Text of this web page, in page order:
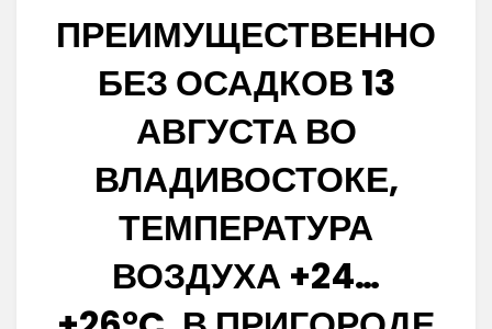
ПРЕИМУЩЕСТВЕННО
БЕЗ ОСАДКОВ 13
АВГУСТА ВО
ВЛАДИВОСТОКЕ,
ТЕМПЕРАТУРА
ВОЗДУХА +24…